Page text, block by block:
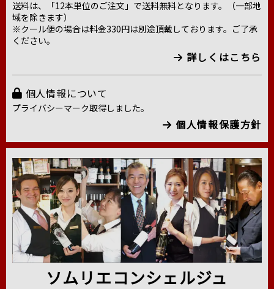
送料は、「12本単位のご注文」で送料無料となります。（一部地
域を除きます）
※クール便の場合は料金330円は別途頂戴しております。ご了承
ください。
詳しくはこちら
個人情報について
プライバシーマーク取得しました。
個人情報保護方針
ソムリエコンシェルジュ